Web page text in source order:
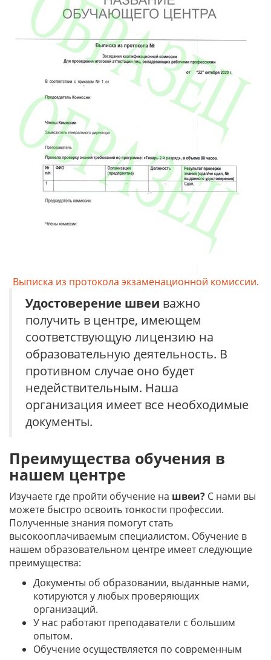
Выписка из протокола экзаменационной комиссии.
Удостоверение швеи важно
получить в центре, имеющем
соответствующую лицензию на
образовательную деятельность. В
противном случае оно будет
недействительным. Наша
организация имеет все необходимые
документы.
Преимущества обучения в
нашем центре
Изучаете где пройти обучение на швеи? С нами вы
можете быстро освоить тонкости профессии.
Полученные знания помогут стать
высокооплачиваемым специалистом. Обучение в
нашем образовательном центре имеет следующие
преимущества:
Документы об образовании, выданные нами,
котируются у любых проверяющих
организаций.
У нас работают преподаватели с большим
опытом.
Обучение осуществляется по современным